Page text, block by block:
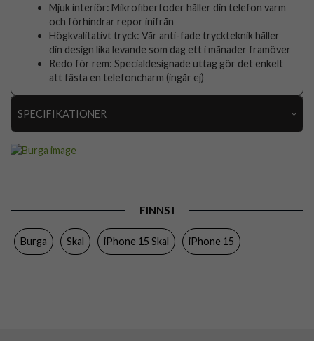
Mjuk interiör: Mikrofiberfoder håller din telefon varm
och förhindrar repor inifrån
Högkvalitativt tryck: Vår anti-fade tryckteknik håller
din design lika levande som dag ett i månader framöver
Redo för rem: Specialdesignade uttag gör det enkelt
att fästa en telefoncharm (ingår ej)
SPECIFIKATIONER
Färg
FINNS I
Burga Skal iPhone 15 Skal iPhone 15